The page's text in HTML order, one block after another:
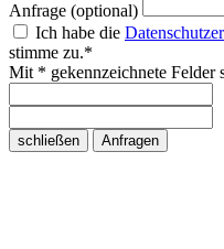
Anfrage (optional)
Ich habe die
stimme zu.*
Mit * gekennzeichnete Felder
schließen Anfragen